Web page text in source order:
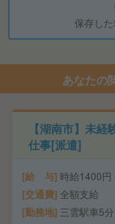
保存し
あなたの
【湖南市】未
仕事[派遣]
給 与 時給1400
交通費 全額支給
勤務地 三雲駅車5